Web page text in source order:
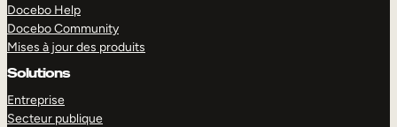
Docebo Help
Docebo Community
Mises à jour des produits
Solutions
Entreprise
Secteur publique